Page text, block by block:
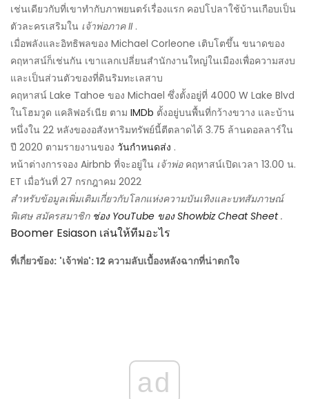
เช่นเดียวกับที่เขาทำกับภาพยนตร์เรื่องแรก คอปโปลาใช้บ้านเกือบเป็น
ตัวละครเสริมใน เจ้าพ่อภาค II.
เมื่อพลังและอิทธิพลของ Michael Corleone เติบโตขึ้น ขนาดของ
คฤหาสน์ก็เช่นกัน เขาแลกเปลี่ยนสำนักงานใหญ่ในเมืองเพื่อความสงบ
และเป็นส่วนตัวของที่ดินริมทะเลสาบ
คฤหาสน์ Lake Tahoe ของ Michael ซึ่งตั้งอยู่ที่ 4000 W Lake Blvd
ในโฮมวูด แคลิฟอร์เนีย ตาม IMDb ตั้งอยู่บนพื้นที่กว้างขวาง และบ้าน
หนึ่งใน 22 หลังของอสังหาริมทรัพย์นี้ตีตลาดได้ 3.75 ล้านดอลลาร์ใน
ปี 2020 ตามรายงานของ วันกำหนดส่ง .
หน้าต่างการจอง Airbnb ที่จะอยู่ใน เจ้าพ่อคฤหาสน์เปิดเวลา 13.00 น.
ET เมื่อวันที่ 27 กรกฎาคม 2022
สำหรับข้อมูลเพิ่มเติมเกี่ยวกับโลกแห่งความบันเทิงและบทสัมภาษณ์
พิเศษ สมัครสมาชิก ช่อง YouTube ของ Showbiz Cheat Sheet .
Boomer Esiason เล่นให้ทีมอะไร
ที่เกี่ยวข้อง: 'เจ้าพ่อ': 12 ความลับเบื้องหลังฉากที่น่าตกใจ
ad